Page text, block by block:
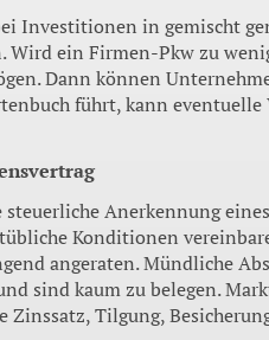
Investitionen in ge­mischt
Wird ein Firmen-Pkw zu
Dann können
führt, kann
steuerliche Anerken­nung
Konditi­onen
angeraten. Mündliche
sind kaum zu belegen.
Zinssatz, Tilgung,